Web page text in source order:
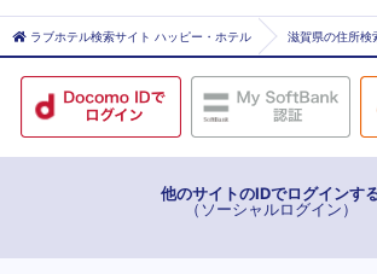
京都東インターエリア
京都市京都市中京区
京都市京都市東山区
京都市京都市右京区
京都市京都市山科区
ラブホテル検索サイト ハッピー・ホテル 滋賀県の住所検
他のサイトのIDでログインす
（ソーシャルログイン）